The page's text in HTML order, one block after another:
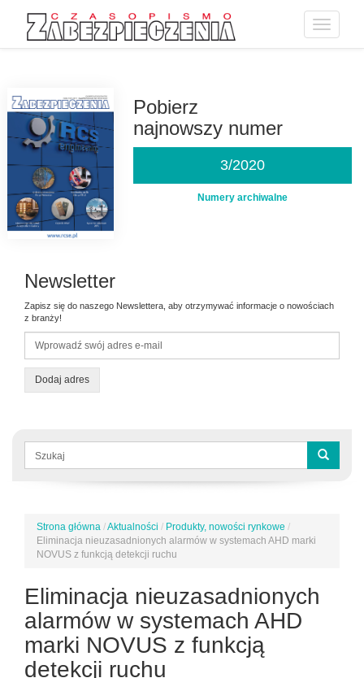
Toggle
Pobierz
najnowszy numer
3/2020
Numery archiwalne
Newsletter
Zapisz się do naszego Newslettera, aby otrzymywać informacje o nowościach
z branży!
Dodaj adres
Formularz
wyszukiwania
Jesteś
tutaj
Strona główna /Aktualności / Produkty, nowości rynkowe /
Eliminacja nieuzasadnionych alarmów w systemach AHD marki
NOVUS z funkcją detekcji ruchu
Eliminacja nieuzasadnionych
alarmów w systemach AHD
marki NOVUS z funkcją
detekcji ruchu